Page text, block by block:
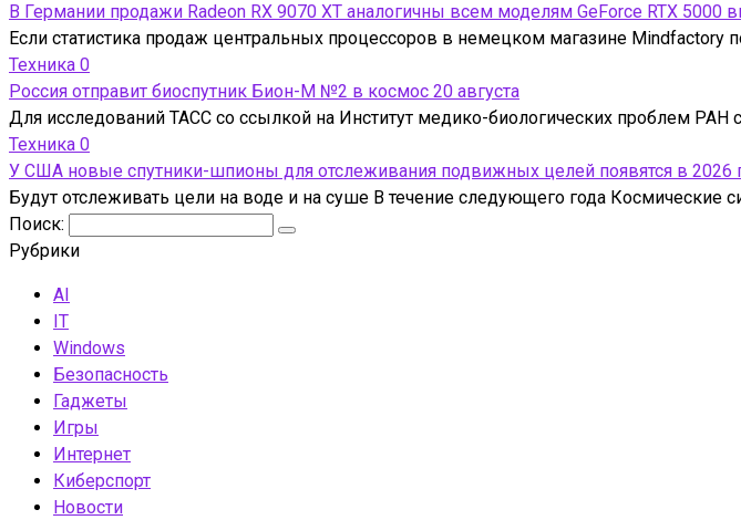
В Германии продажи Radeon RX 9070 XT аналогичны всем моделям GeForce RTX 5000
Если статистика продаж центральных процессоров в немецком магазине Mindfactory
Техника 0
Россия отправит биоспутник Бион-М №2 в космос 20 августа
Для исследований ТАСС со ссылкой на Институт медико-биологических проблем РАН
Техника 0
У США новые спутники-шпионы для отслеживания подвижных целей появятся в 2026
Будут отслеживать цели на воде и на суше В течение следующего года Космические
Поиск:
Рубрики
AI
IT
Windows
Безопасность
Гаджеты
Игры
Интернет
Киберспорт
Новости